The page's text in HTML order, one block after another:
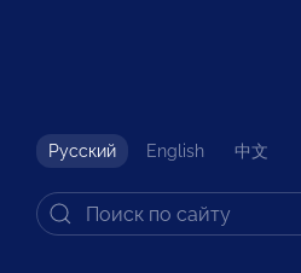
Русский English 中文